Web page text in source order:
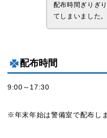
配布時間ぎりぎ
てしまいました。
配布時間
9:00～17:30
※年末年始は警備室で配布し